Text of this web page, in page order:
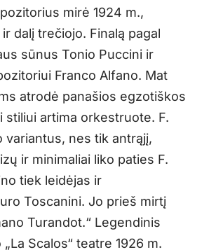
mirė 1924 m.,
dalį trečiojo. Finalą pagal
sūnus Tonio Puccini ir
Franco Alfano. Mat
atrodė panašios egzotiškos
stiliui artima orkestruote. F.
nes tik antrąjį,
ir minimaliai liko paties F.
tiek leidėjas ir
Toscanini. Jo prieš mirtį
Turandot.“ Legendinis
Scalos“ teatre 1926 m.